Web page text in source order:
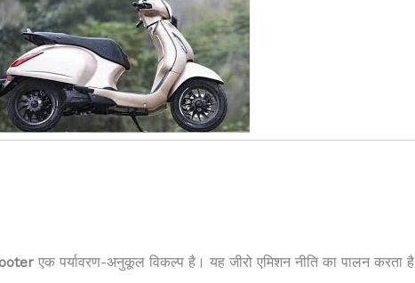
एक पर्यावरण-अनुकूल विकल्प है। यह जीरो एमिशन नीति का पालन करता है